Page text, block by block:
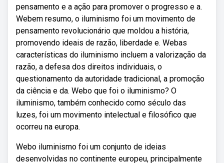
pensamento e a ação para promover o progresso e a.
Webem resumo, o iluminismo foi um movimento de
pensamento revolucionário que moldou a história,
promovendo ideais de razão, liberdade e. Webas
características do iluminismo incluem a valorização da
razão, a defesa dos direitos individuais, o
questionamento da autoridade tradicional, a promoção
da ciência e da. Webo que foi o iluminismo? O
iluminismo, também conhecido como século das
luzes, foi um movimento intelectual e filosófico que
ocorreu na europa.
Webo iluminismo foi um conjunto de ideias
desenvolvidas no continente europeu, principalmente